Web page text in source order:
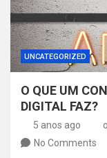
UNCATEGORIZED
O QUE UM
DIGITAL FAZ?
5 anos ago
No Comments